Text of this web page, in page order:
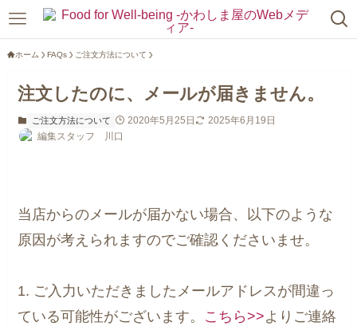
ホーム FAQs ご注文方法について
注文したのに、メールが届きません。
ご注文方法について 2020年5月25日
2025年6月19日
編集スタッフ 川口
当店からのメールが届かない場合、以下のような
原因が考えられますのでご確認くださいませ。
1. ご入力いただきましたメールアドレスが間違っ
ている可能性がございます。 こちら>>よりご連絡